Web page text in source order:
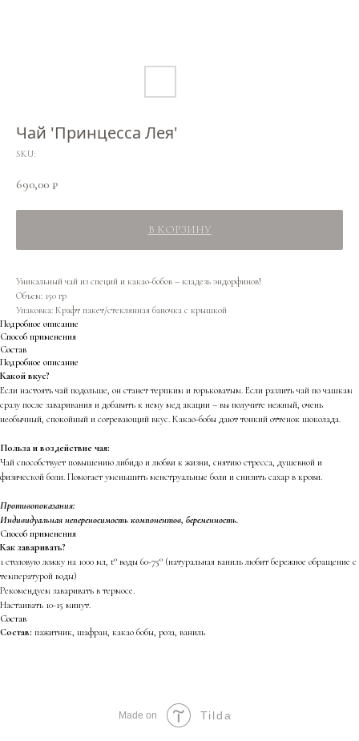
Чай 'Принцесса Лея'
SKU:
690,00 ₽
В КОРЗИНУ
Уникальный чай из специй и какао-бобов – кладезь эндорфинов!
Объем: 150 гр
Упаковка: Крафт пакет/стеклянная баночка с крышкой
Подробное описание
Способ применения
Состав
Подробное описание
Какой вкус?
Если настоять чай подольше, он станет терпким и горьковатым. Если разлить чай по чашкам
сразу после заваривания и добавить к нему мед акации – вы получите нежный, очень
необычный, спокойный и согревающий вкус. Какао-бобы дают тонкий оттенок шоколада.
Польза и воздействие чая:
Чай способствует повышению либидо и любви к жизни, снятию стресса, душевной и
физической боли. Помогает уменьшить менструальные боли и снизить сахар в крови.
Противопоказания:
Индивидуальная непереносимость компонентов, беременность.
Способ применения
Как заваривать?
1 столовую ложку на 1000 мл, t° воды 60-75° (натуральная ваниль любит бережное обращение с
температурой воды)
Рекомендуем заваривать в термосе.
Настаивать 10-15 минут.
Состав
Состав: пажитник, шафран, какао бобы, роза, ваниль
Made on Tilda